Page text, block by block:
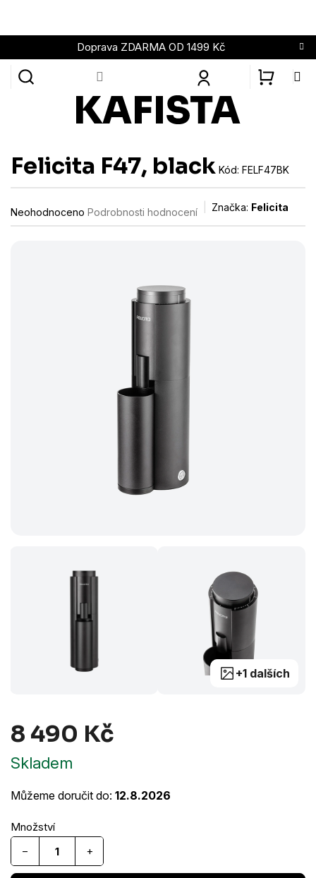
obsah
Doprava ZDARMA OD 1499 Kč
Felicita F47, black Kód: FELF47BK
Průměrné
hodnocení
Neohodnoceno Podrobnosti hodnocení Značka: Felicita
+1 dalších
8 490 Kč
Skladem
Můžeme doručit do: 12.8.2026
+
−